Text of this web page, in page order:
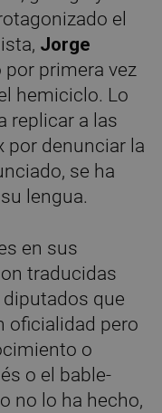
el
Jorge
por primera vez
hemiciclo. Lo
replicar a las
por denunciar la
se ha
lengua.
en sus
traducidas
que
oficialidad pero
o
o el bable-
no lo ha hecho,